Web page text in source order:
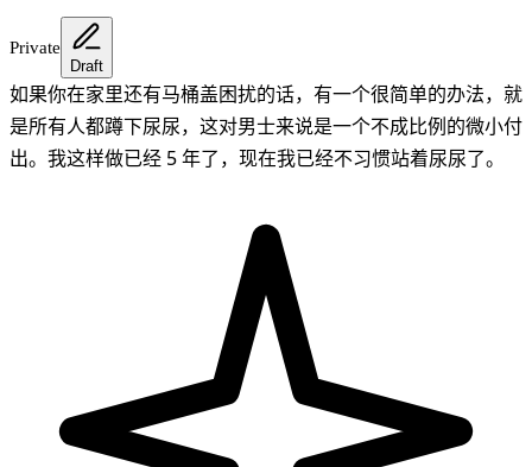
Private
Draft
如果你在家里还有马桶盖困扰的话，有一个很简单的办法，就
是所有人都蹲下尿尿，这对男士来说是一个不成比例的微小付
出。我这样做已经 5 年了，现在我已经不习惯站着尿尿了。